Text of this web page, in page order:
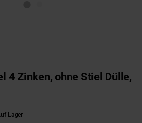
4 Zinken, ohne Stiel Dülle,
Lager